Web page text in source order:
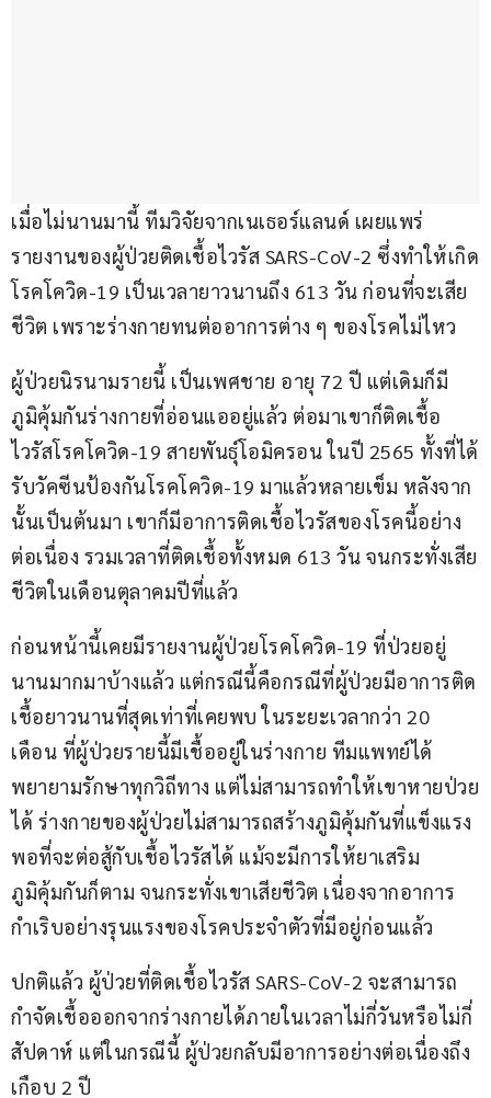
เมื่อไม่นานมานี้ ทีมวิจัยจากเนเธอร์แลนด์ เผยแพร่
รายงานของผู้ป่วยติดเชื้อไวรัส SARS-CoV-2 ซึ่งทำให้เกิด
โรคโควิด-19 เป็นเวลายาวนานถึง 613 วัน ก่อนที่จะเสีย
ชีวิต เพราะร่างกายทนต่ออาการต่าง ๆ ของโรคไม่ไหว
ผู้ป่วยนิรนามรายนี้ เป็นเพศชาย อายุ 72 ปี แต่เดิมก็มี
ภูมิคุ้มกันร่างกายที่อ่อนแออยู่แล้ว ต่อมาเขาก็ติดเชื้อ
ไวรัสโรคโควิด-19 สายพันธุ์โอมิครอน ในปี 2565 ทั้งที่ได้
รับวัคซีนป้องกันโรคโควิด-19 มาแล้วหลายเข็ม หลังจาก
นั้นเป็นต้นมา เขาก็มีอาการติดเชื้อไวรัสของโรคนี้อย่าง
ต่อเนื่อง รวมเวลาที่ติดเชื้อทั้งหมด 613 วัน จนกระทั่งเสีย
ชีวิตในเดือนตุลาคมปีที่แล้ว
ก่อนหน้านี้เคยมีรายงานผู้ป่วยโรคโควิด-19 ที่ป่วยอยู่
นานมากมาบ้างแล้ว แต่กรณีนี้คือกรณีที่ผู้ป่วยมีอาการติด
เชื้อยาวนานที่สุดเท่าที่เคยพบ ในระยะเวลากว่า 20
เดือน ที่ผู้ป่วยรายนี้มีเชื้ออยู่ในร่างกาย ทีมแพทย์ได้
พยายามรักษาทุกวิถีทาง แต่ไม่สามารถทำให้เขาหายป่วย
ได้ ร่างกายของผู้ป่วยไม่สามารถสร้างภูมิคุ้มกันที่แข็งแรง
พอที่จะต่อสู้กับเชื้อไวรัสได้ แม้จะมีการให้ยาเสริม
ภูมิคุ้มกันก็ตาม จนกระทั่งเขาเสียชีวิต เนื่องจากอาการ
กำเริบอย่างรุนแรงของโรคประจำตัวที่มีอยู่ก่อนแล้ว
ปกติแล้ว ผู้ป่วยที่ติดเชื้อไวรัส SARS-CoV-2 จะสามารถ
กำจัดเชื้อออกจากร่างกายได้ภายในเวลาไม่กี่วันหรือไม่กี่
สัปดาห์ แต่ในกรณีนี้ ผู้ป่วยกลับมีอาการอย่างต่อเนื่องถึง
เกือบ 2 ปี